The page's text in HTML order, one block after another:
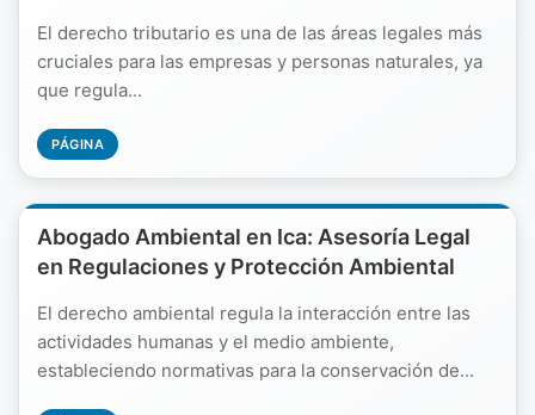
El derecho tributario es una de las áreas legales más
cruciales para las empresas y personas naturales, ya
que regula...
PÁGINA
Abogado Ambiental en Ica: Asesoría Legal
en Regulaciones y Protección Ambiental
El derecho ambiental regula la interacción entre las
actividades humanas y el medio ambiente,
estableciendo normativas para la conservación de...